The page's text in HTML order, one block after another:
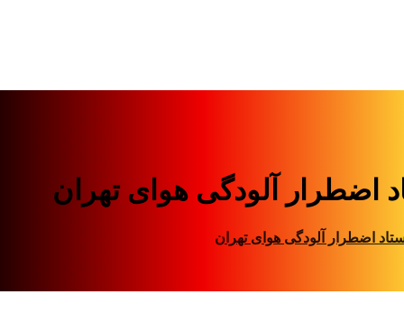
اضطرار آلودگی هوای تهران
اضطرار آلودگی هوای تهران